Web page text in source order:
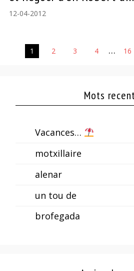
12-04-2012
1 2 3 4 … 16
Mots
Vacances…
motxillaire
alenar
un tou de
brofegada